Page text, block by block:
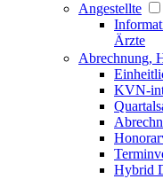
Angestellte
Ärzte
Abrechnung,
KVN-
Hybrid